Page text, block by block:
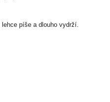
lehce píše a dlouho vydrží.